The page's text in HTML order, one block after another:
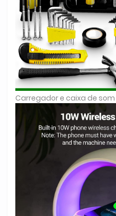
Carregador e caixa de som